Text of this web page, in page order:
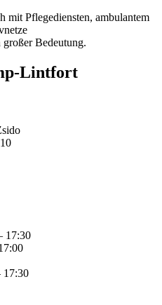
mit Pflegediensten, ambulantem
Bedeutung.
Lintfort
17:30
17:30